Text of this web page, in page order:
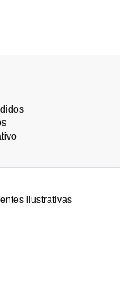
ilustrativas